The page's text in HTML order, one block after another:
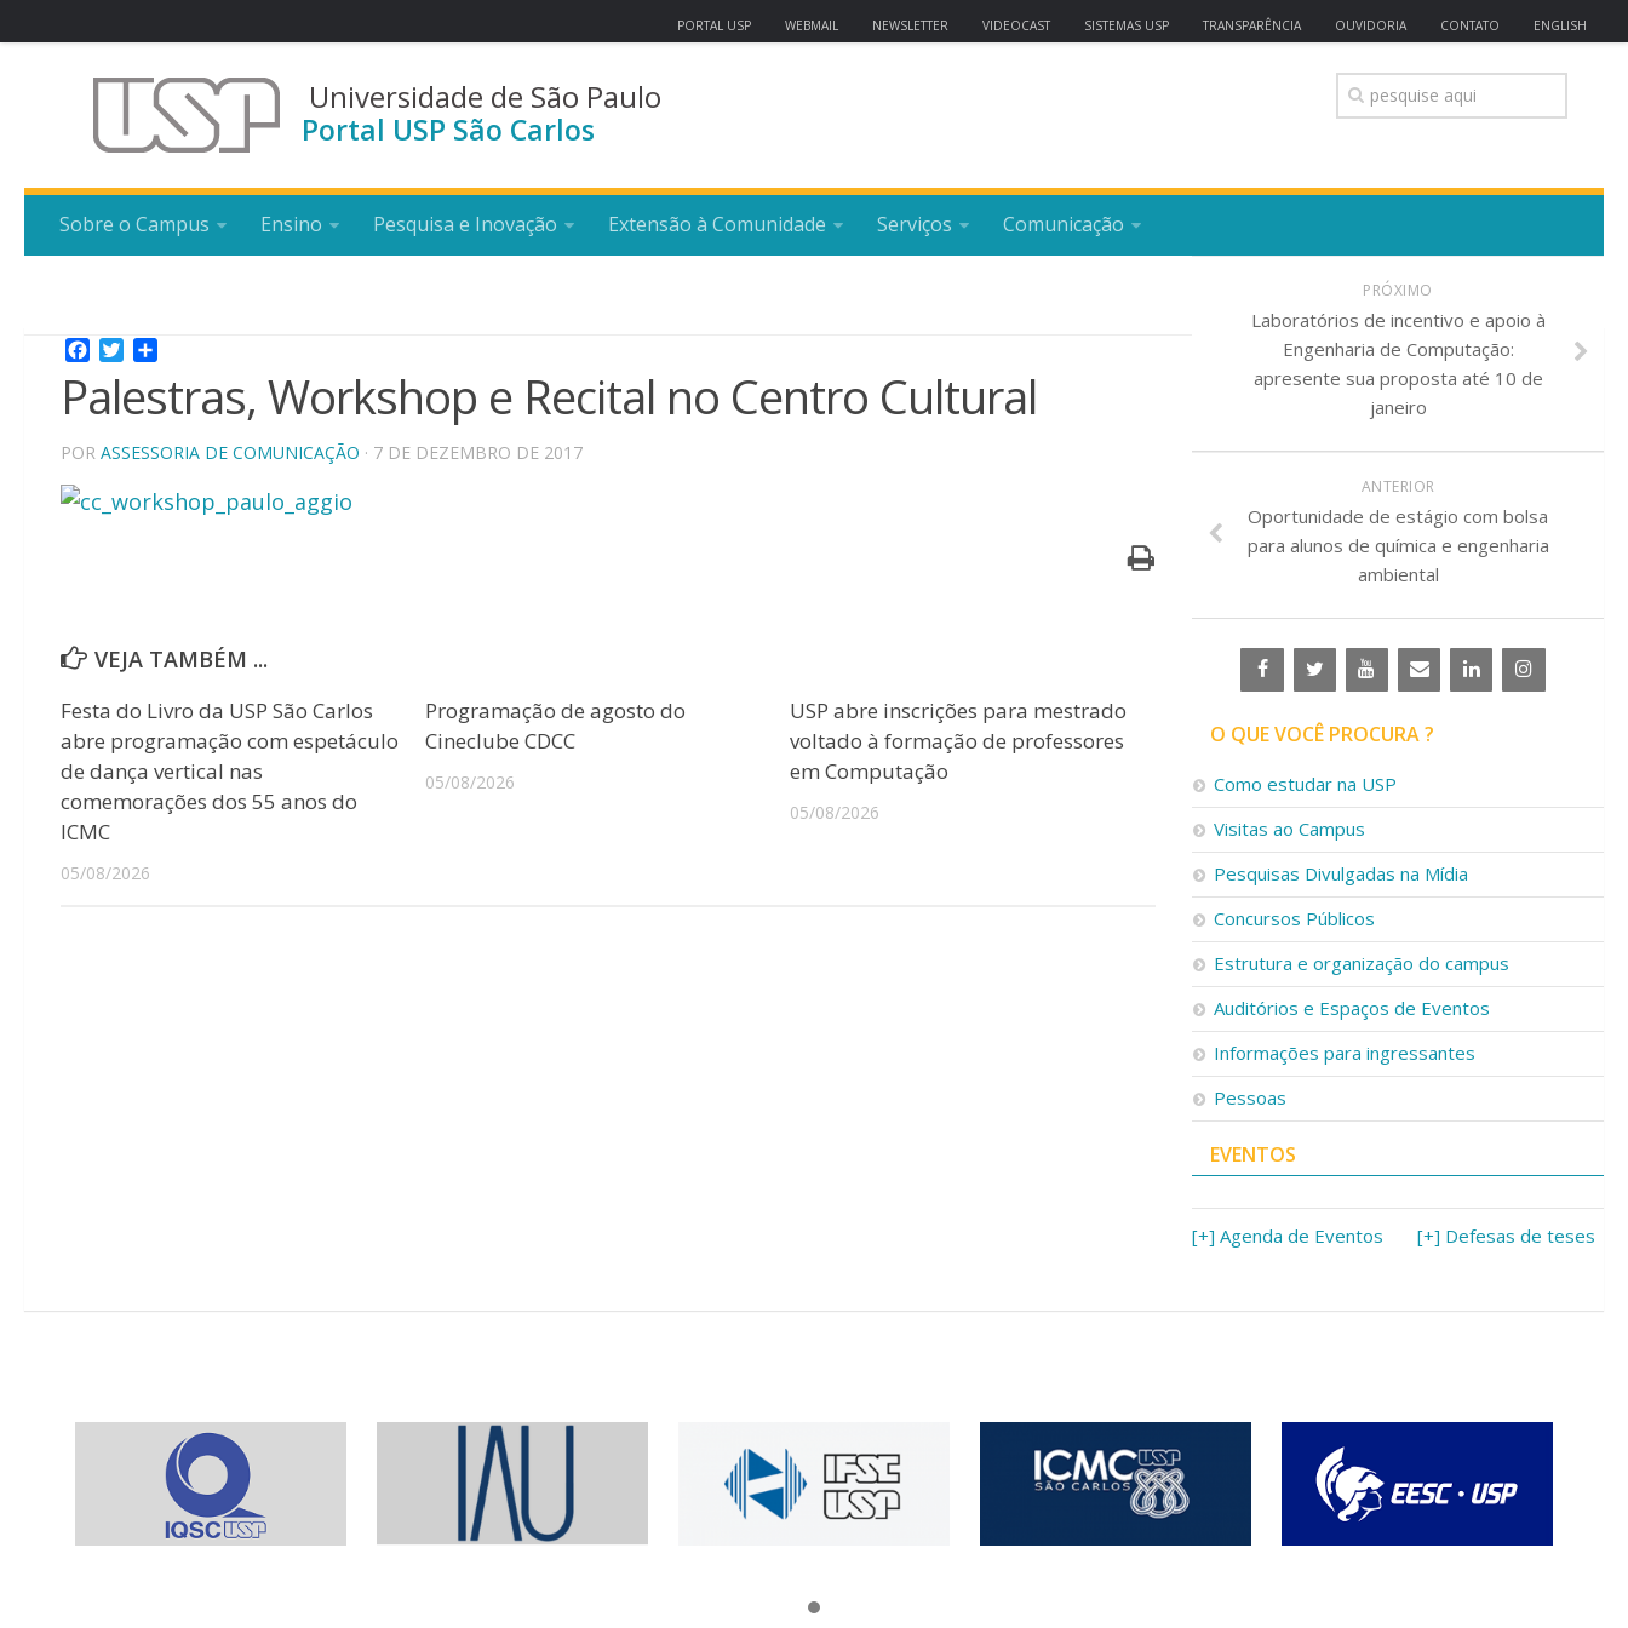
PORTAL USP WEBMAIL NEWSLETTER VIDEOCAST SISTEMAS USP TRANSPARÊNCIA OUVIDORIA CONTATO ENGLISH
Universidade de São Paulo
Portal USP São Carlos
Sobre o Campus Ensino Pesquisa e Inovação Extensão à Comunidade Serviços Comunicação
Facebook
Twitter
Palestras, Workshop e Recital no Centro Cultural
POR ASSESSORIA DE COMUNICAÇÃO · 7 DE DEZEMBRO DE 2017
VEJA TAMBÉM ...
Festa do Livro da USP São Carlos
abre programação com espetáculo
de dança vertical nas
comemorações dos 55 anos do
ICMC
05/08/2026
Programação de agosto do
Cineclube CDCC
05/08/2026
USP abre inscrições para mestrado
voltado à formação de professores
em Computação
05/08/2026
PRÓXIMO
Laboratórios de incentivo e apoio à
Engenharia de Computação:
apresente sua proposta até 10 de
janeiro
ANTERIOR
Oportunidade de estágio com bolsa
para alunos de química e engenharia
ambiental
O QUE VOCÊ PROCURA ?
Como estudar na USP
Visitas ao Campus
Pesquisas Divulgadas na Mídia
Concursos Públicos
Estrutura e organização do campus
Auditórios e Espaços de Eventos
Informações para ingressantes
Pessoas
EVENTOS
[+] Agenda de Eventos [+] Defesas de teses